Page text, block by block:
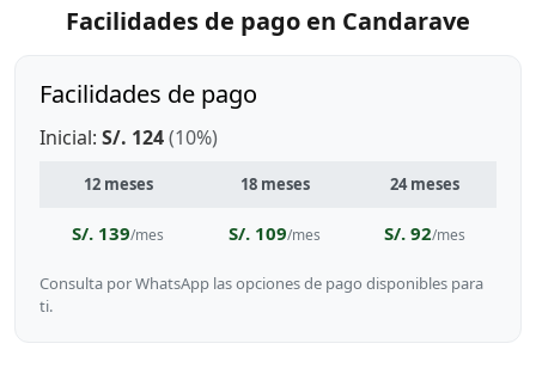
Facilidades de pago en Candarave
Facilidades de pago
Inicial: S/. 124(10%)
12 meses 18 meses 24 meses
S/. 139/mes S/. 109/mes S/. 92/mes
Consulta por WhatsApp las opciones de pago disponibles para
ti.